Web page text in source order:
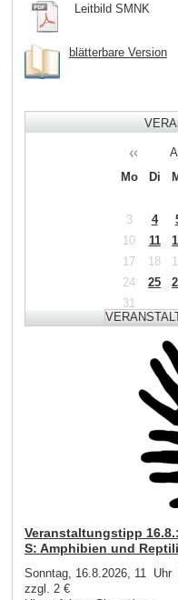
Leitbild SMNK
blätterbare Version
Mo
Di
3
4
10
11
17
18
24
25
31
Veranstaltungstipp
S: Amphibien und
Sonntag, 16.8.2026, 11
zzgl. 2 €